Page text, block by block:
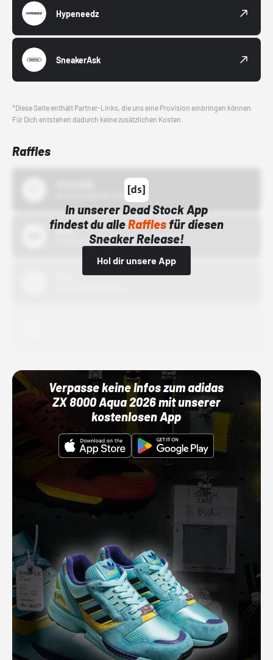
Hypeneedz
SneakerAsk
*Diese Seite enthält Partner-Links, die uns eine Provision einbringen können.
Für Dich entstehen dadurch keine zusätzlichen Kosten.
Raffles
In unserer Dead Stock App
findest du alleRafflesfür diesen
Sneaker Release!
Hol dir unsere App
Bstn
01.10.22 00:00 Uhr
Verpasse keine Infos zum adidas
ZX 8000 Aqua 2026 mit unserer
kostenlosen App